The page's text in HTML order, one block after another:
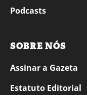
Podcasts
SOBRE NÓS
Assinar a Gazeta
Estatuto Editorial